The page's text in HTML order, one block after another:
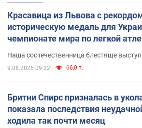
Красавица из Львова с
историческую медаль для
чемпионате мира по легкой
Наша соотечественница блестяще
9.08.2026 09:32 66,0 т.
Бритни Спирс призналась в
показала последствия
ходила так почти месяц